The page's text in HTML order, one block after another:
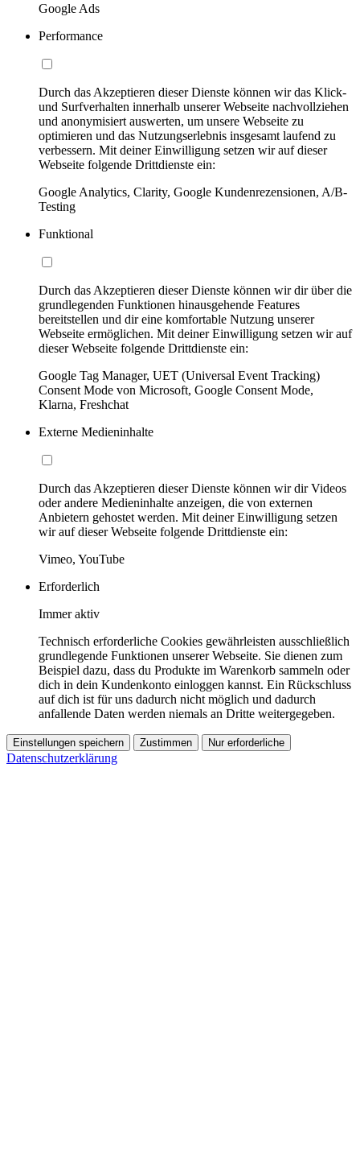
Google Ads
Performance
Durch das Akzeptieren dieser Dienste können wir das Klick-
und Surfverhalten innerhalb unserer Webseite nachvollziehen
und anonymisiert auswerten, um unsere Webseite zu
optimieren und das Nutzungserlebnis insgesamt laufend zu
verbessern. Mit deiner Einwilligung setzen wir auf dieser
Webseite folgende Drittdienste ein:
Google Analytics, Clarity, Google Kundenrezensionen, A/B-
Testing
Funktional
Durch das Akzeptieren dieser Dienste können wir dir über die
grundlegenden Funktionen hinausgehende Features
bereitstellen und dir eine komfortable Nutzung unserer
Webseite ermöglichen. Mit deiner Einwilligung setzen wir auf
dieser Webseite folgende Drittdienste ein:
Google Tag Manager, UET (Universal Event Tracking)
Consent Mode von Microsoft, Google Consent Mode,
Klarna, Freshchat
Externe Medieninhalte
Durch das Akzeptieren dieser Dienste können wir dir Videos
oder andere Medieninhalte anzeigen, die von externen
Anbietern gehostet werden. Mit deiner Einwilligung setzen
wir auf dieser Webseite folgende Drittdienste ein:
Vimeo, YouTube
Erforderlich
Immer aktiv
Technisch erforderliche Cookies gewährleisten ausschließlich
grundlegende Funktionen unserer Webseite. Sie dienen zum
Beispiel dazu, dass du Produkte im Warenkorb sammeln oder
dich in dein Kundenkonto einloggen kannst. Ein Rückschluss
auf dich ist für uns dadurch nicht möglich und dadurch
anfallende Daten werden niemals an Dritte weitergegeben.
Einstellungen speichern Zustimmen Nur erforderliche
Datenschutzerklärung